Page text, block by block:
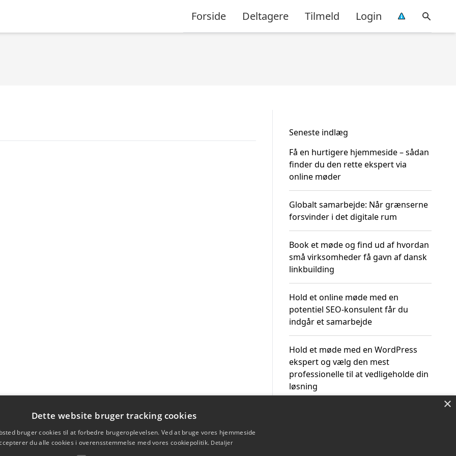
Forside Deltagere Tilmeld Login
Seneste indlæg
Få en hurtigere hjemmeside – sådan
finder du den rette ekspert via
online møder
Globalt samarbejde: Når grænserne
forsvinder i det digitale rum
Book et møde og find ud af hvordan
små virksomheder få gavn af dansk
linkbuilding
Hold et online møde med en
potentiel SEO-konsulent får du
indgår et samarbejde
Hold et møde med en WordPress
ekspert og vælg den mest
professionelle til at vedligeholde din
løsning
×
Dette website bruger tracking cookies
bruger cookies til at forbedre brugeroplevelsen. Ved at bruge vores hjemmeside
du alle cookies i overensstemmelse med vores cookiepolitik. Detaljer